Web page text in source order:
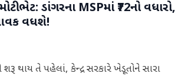
ભેટ: ડાંગરના MSPમાં ₹72નો વધારો,
વધશે!
શરૂ થાય તે પહેલાં, કેન્દ્ર સરકારે ખેડૂતોને સારા